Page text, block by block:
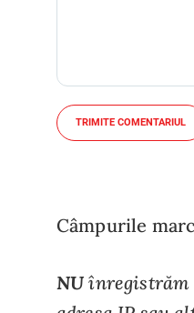
TRIMITE COMENTARIUL
Câmpurile
NUînregistrăm